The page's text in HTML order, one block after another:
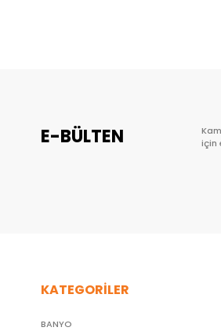
E-BÜLTEN
için
KATEGORİLER
BANYO